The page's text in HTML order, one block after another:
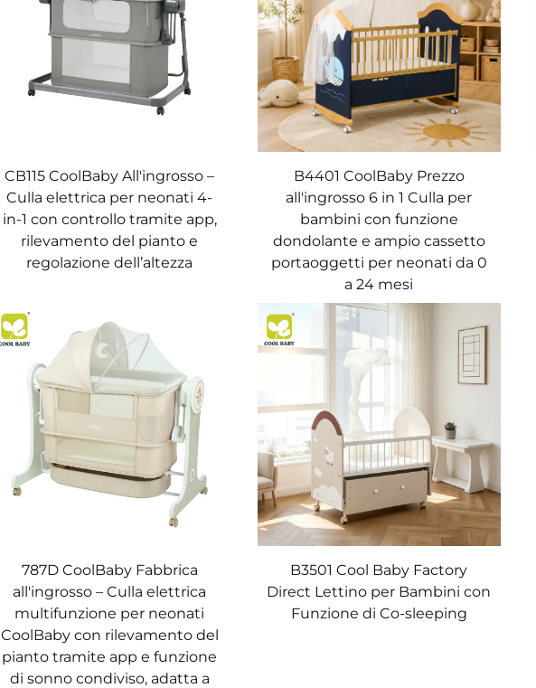
CB115 CoolBaby All'ingrosso –
Culla elettrica per neonati 4-
in-1 con controllo tramite app,
rilevamento del pianto e
regolazione dell’altezza
B4401 CoolBaby Prezzo
all'ingrosso 6 in 1 Culla per
bambini con funzione
dondolante e ampio cassetto
portaoggetti per neonati da 0
a 24 mesi
787D CoolBaby Fabbrica
all'ingrosso – Culla elettrica
multifunzione per neonati
CoolBaby con rilevamento del
pianto tramite app e funzione
di sonno condiviso, adatta a
B3501 Cool Baby Factory
Direct Lettino per Bambini con
Funzione di Co-sleeping